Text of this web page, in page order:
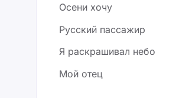
Осени хочу
Русский пассажир
Я раскрашивал небо
Мой отец